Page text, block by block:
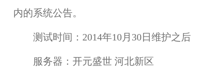
内的系统公告。
测试时间： 2014年10月30日维护之后
服务器： 开元盛世 河北新区